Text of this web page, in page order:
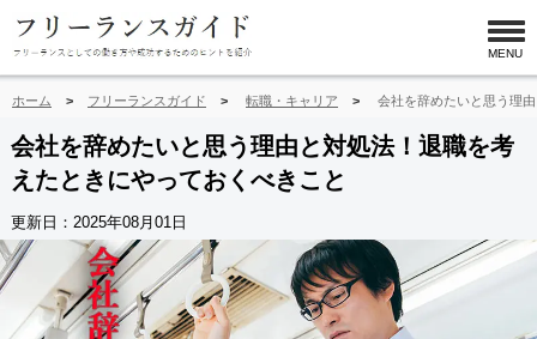
MENU
ホーム フリーランスガイド 転職・キャリア 会社を辞めたいと思う理
会社を辞めたいと思う理由と対処法！退職を考
えたときにやっておくべきこと
更新日： 2025年08月01日